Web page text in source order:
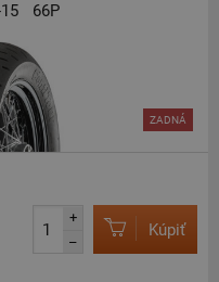
66P
ZADNÁ
+
–
Kúpiť